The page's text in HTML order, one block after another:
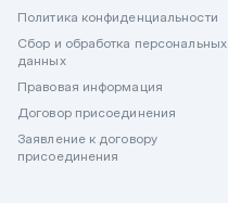
Политика конфиденциальности
Сбор и обработка персональных
данных
Правовая информация
Договор присоединения
Заявление к договору
присоединения